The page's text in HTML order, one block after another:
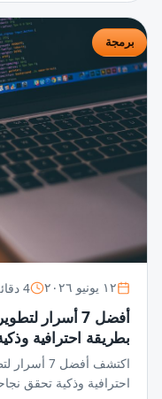
برمجة
١٢ يونيو ٢٠٢٦ 4 دقائق قراءة
أفضل 7 أسرار
بطريقة احترافية
اكتشف أفضل
احترافية وذكية تحقق